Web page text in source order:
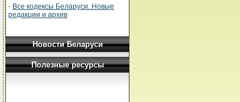
- Все кодексы Беларуси. Новые
редакции и архив
Новости Беларуси
Полезные ресурсы